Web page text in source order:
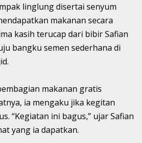
linglung disertai senyum
makanan secara
kasih terucap dari bibir Safian
bangku semen sederhana di
makanan gratis
ia mengaku jika kegitan
“Kegiatan ini bagus,” ujar Safian
yang ia dapatkan.